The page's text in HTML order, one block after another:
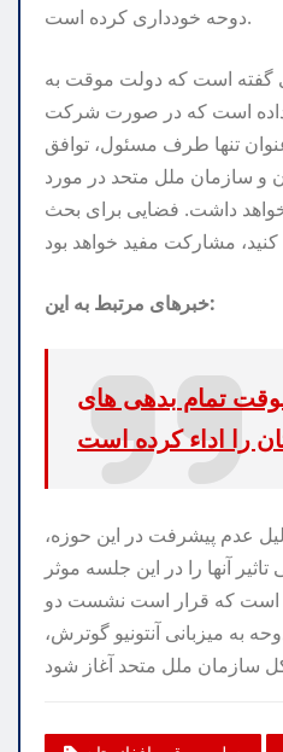
دوحه خودداری کرده است.
گفته است که دولت موقت به
است که در صورت شرکت
تنها طرف مسئول، توافق
و سازمان ملل متحد در مورد
داشت. فضایی برای بحث
خبرهای مرتبط به این:
تمام بدهی های
را اداء کرده است
عدم پیشرفت در این حوزه،
آنها را در این جلسه موثر
است که قرار است نشست دو
به میزبانی آنتونیو گوترش،